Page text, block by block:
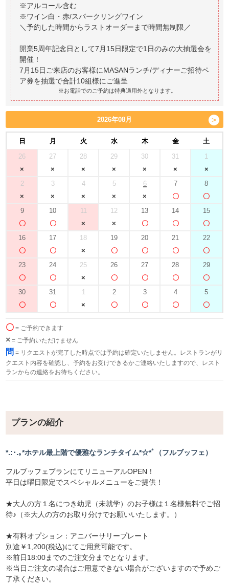
※アルコール含む
※ワイン白・赤/スパークリングワイン
＼予約した時間からラストオーダーまで時間無制限／
開業5周年記念日として7月15日限定で1日のみの大抽選会を
開催！
7月15日ご来店のお客様にMASANランチ/ディナーご招待ペ
※お電話でのご予約は特典適用外となります。
2026年08月
日 月 火 水 木 金
土
26
27 28 29 30 31 1
2 3 4 5 6 7 8
9 10 11 12 13 14 15
16 17 18 19 20 21 22
23 24 25 26 27 28 29
30 31 1 2 3 4 5
〇 = ご予約できます
× = ご予約いただけません
問 = リクエストが完了した時点では予約は確定いたしません。レストランがリ
クエスト内容を確認し、予約をお受けできるかご連絡いたしますので、レスト
ランからの連絡をお待ちください。
プランの紹介
*.:･.｡*ホテル最上階で優雅なランチタイム*☆*ﾟ（フルブッフェ）
フルブッフェプランにてリニューアルOPEN！
平日は曜日限定でスペシャルメニューをご提供！
★大人の方１名につき幼児（未就学）のお子様は１名様無料でご招
待♪（※大人の方のお取り分けでお願いいたします。）
★有料オプション：アニバーサリープレート
別途￥1,200(税込)にてご用意可能です。
※前日18:00までのご注文分までとなります。
※当日ご注文の場合はご用意できない場合がございますので予めご
了承ください。